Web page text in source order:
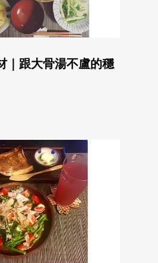
｜跟大骨湯不盧的穩